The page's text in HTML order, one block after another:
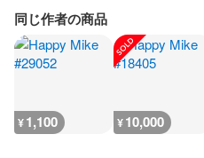
同じ作者の商品
¥1,100 ¥10,000